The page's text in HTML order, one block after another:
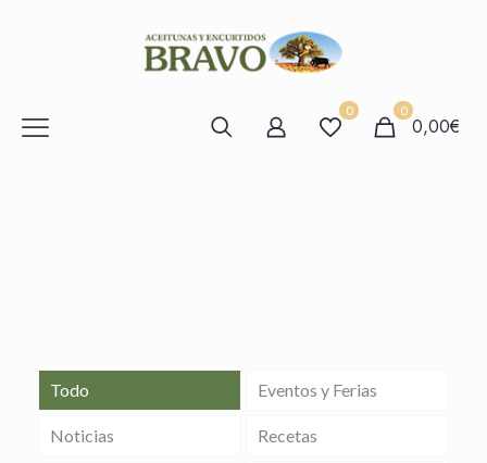
0 0
0,00€
Todo Eventos y Ferias
Noticias Recetas